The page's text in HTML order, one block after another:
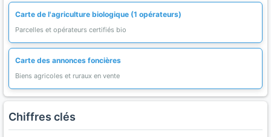
Carte de l'agriculture biologique (1 opérateurs)
Parcelles et opérateurs certifiés bio
Carte des annonces foncières
Biens agricoles et ruraux en vente
Chiffres clés